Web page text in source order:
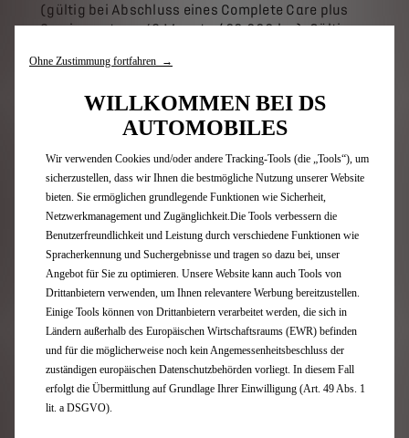
(gültig bei Abschluss eines Complete Care plus
Servicevertrag, 48 Monate / 60.000 km). Gültig
31.08.2026.Verbrauchs- und Emissionswerte
als Richtwerte zu verstehen. Symbolfoto. Druck-
und Satzfehler vorbehalten.
5,0 l/100km, CO2-Emission (kombiniert): 112 - 113
g/km. Verbrauchs- und Emissionswerte wurden
gemäß der WLTP ermittelt und sind nur als
Richtwerte zu verstehen. Restwertleasingangebot
für Verbraucher gemäß §1 KSchG für: DS 3 HYBRID
DS Performance Line. Kaufpreis 28.192,00 €;
Eigenleistung 3.999,88 €; Laufzeit 48 Monate;
Sollzinssatz fix 3,99%; monatliches
Leasingentgelt 219 €; Gesamtleasingbetrag
24.192,12 €; Effektivzinssatz 4,48%;
Kilometerleistung 15.000 km pro Jahr; Restwert
16.886,71 €; einmalige Bearbeitungsgebühr 240 €;
einmalige Rechtsgeschäftsgebühr 121,24 €;
Gesamtbetrag 27.759,95 €. Kaufpreis beinhaltet
Ohne Zustimmung fortfahren →
WILLKOMMEN BEI DS
AUTOMOBILES
Wir verwenden Cookies und/oder andere Tracking-Tools (die „Tools“), um
sicherzustellen, dass wir Ihnen die bestmögliche Nutzung unserer Website
bieten. Sie ermöglichen grundlegende Funktionen wie Sicherheit,
Netzwerkmanagement und Zugänglichkeit.Die Tools verbessern die
Benutzerfreundlichkeit und Leistung durch verschiedene Funktionen wie
Spracherkennung und Suchergebnisse und tragen so dazu bei, unser
Angebot für Sie zu optimieren. Unsere Website kann auch Tools von
Drittanbietern verwenden, um Ihnen relevantere Werbung bereitzustellen.
Einige Tools können von Drittanbietern verarbeitet werden, die sich in
Ländern außerhalb des Europäischen Wirtschaftsraums (EWR) befinden
und für die möglicherweise noch kein Angemessenheitsbeschluss der
zuständigen europäischen Datenschutzbehörden vorliegt. In diesem Fall
erfolgt die Übermittlung auf Grundlage Ihrer Einwilligung (Art. 49 Abs. 1
lit. a DSGVO).